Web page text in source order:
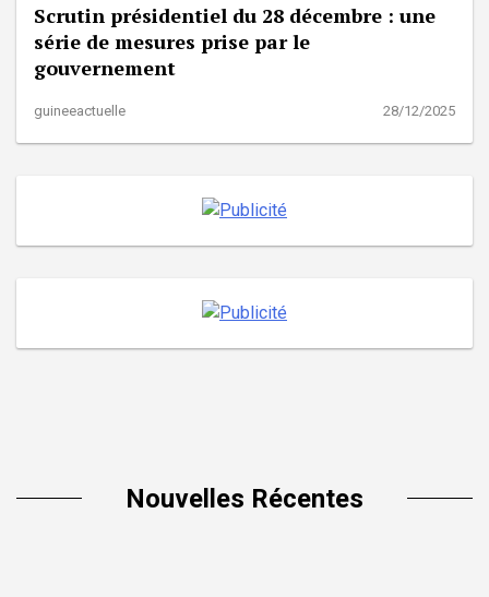
Scrutin présidentiel du 28 décembre : une
série de mesures prise par le
gouvernement
guineeactuelle 28/12/2025
Nouvelles Récentes